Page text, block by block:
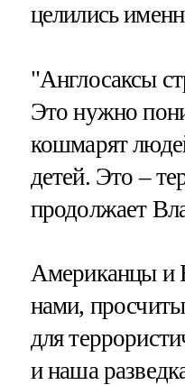
целились
"Англосаксы
Это нужно
кошмарят
детей. Это –
продолжает
Американцы и
нами,
для
и наша